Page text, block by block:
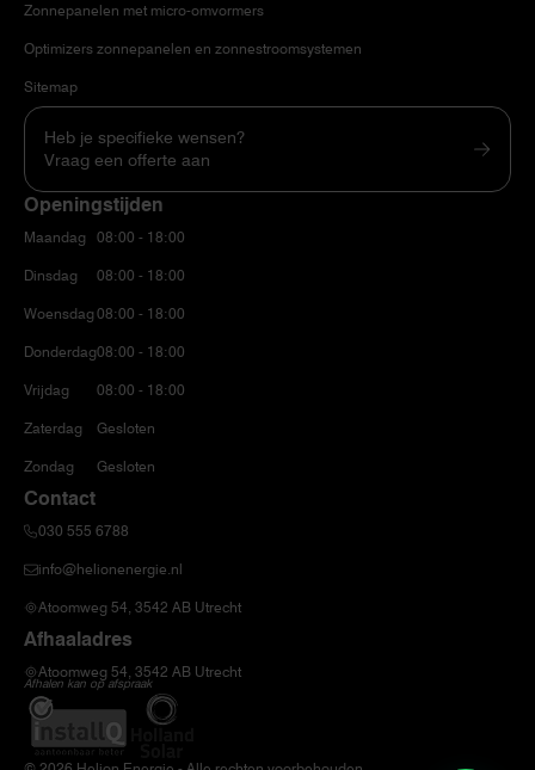
Zonnepanelen met micro-omvormers
Optimizers zonnepanelen en zonnestroomsystemen
Sitemap
Heb je specifieke wensen?
Vraag een offerte aan
Openingstijden
Maandag
Dinsdag
Woensdag
Donderdag
Vrijdag
Zaterdag
Zondag
08:00 - 18:00
08:00 - 18:00
08:00 - 18:00
08:00 - 18:00
08:00 - 18:00
Gesloten
Gesloten
Contact
030 555 6788
info@helionenergie.nl
Atoomweg 54, 3542 AB Utrecht
Afhaaladres
Atoomweg 54, 3542 AB Utrecht
Afhalen kan op afspraak